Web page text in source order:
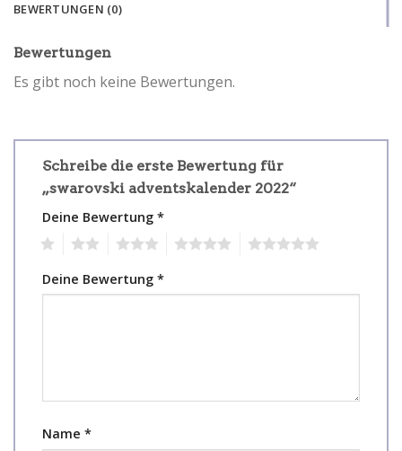
BEWERTUNGEN (0)
Bewertungen
Es gibt noch keine Bewertungen.
Schreibe die erste Bewertung für
„swarovski adventskalender 2022“
Deine Bewertung *
Deine Bewertung *
Name *